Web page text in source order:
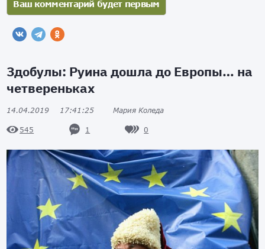
Здобулы: Руина дошла до Европы… на
четвереньках
14.04.2019 17:41:25 Мария Коледа
545 1 0